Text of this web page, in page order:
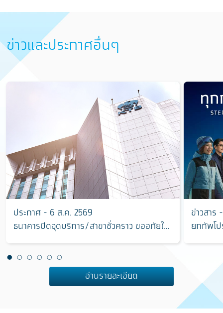
ข่าวและประกาศอื่นๆ
ประกาศ - 6 ส.ค. 2569
ธนาคารปิดจุดบริการ/สาขาชั่วคราว ขออภัยใน
ความไม่สะดวก
ข่าวสาร
ยกทัพโป
งาน “ม
อ่านรายละเอียด